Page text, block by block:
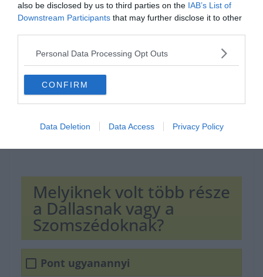
also be disclosed by us to third parties on the IAB’s List of
Downstream Participants that may further disclose it to other
Personal Data Processing Opt Outs
CONFIRM
Data Deletion Data Access Privacy Policy
Hirdetés
Melyiknek volt több része
a Dallasnak vagy a
Szomszédoknak?
Pont ugyanannyi